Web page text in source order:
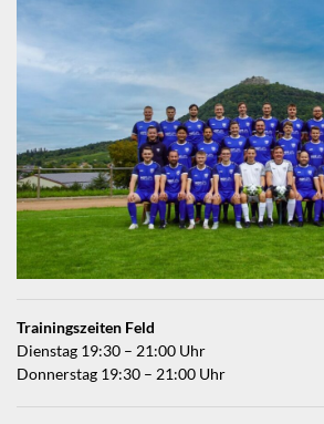
Trainingszeiten Feld
Dienstag 19:30 – 21:00 Uhr
Donnerstag 19:30 – 21:00 Uhr